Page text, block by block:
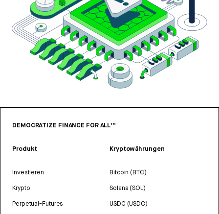
DEMOCRATIZE FINANCE FOR ALL™
Produkt
Investieren
Krypto
Perpetual-Futures
Kryptowährungen
Bitcoin (BTC)
Solana (SOL)
USDC (USDC)